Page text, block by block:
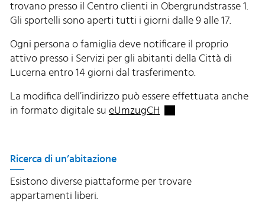
trovano presso il Centro clienti in Obergrundstrasse 1.
Gli sportelli sono aperti tutti i giorni dalle 9 alle 17.
Ogni persona o famiglia deve notificare il proprio
attivo presso i Servizi per gli abitanti della Città di
Lucerna entro 14 giorni dal trasferimento.
La modifica dell’indirizzo può essere effettuata anche
in formato digitale su eUmzugCH
Ricerca di un’abitazione
Esistono diverse piattaforme per trovare
appartamenti liberi.